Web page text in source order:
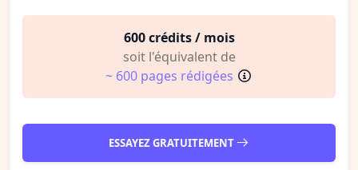
600 crédits / mois
soit l'équivalent de
~ 600 pages rédigées
ESSAYEZ GRATUITEMENT